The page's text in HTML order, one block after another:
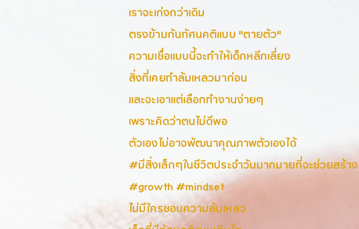
เราจะเก่งกว่าเดิม
ตรงข้ามกันทัศนคติแบบ "ตายตัว"
ความเชื่อแบบนี้จะทำให้เด็กหลีกเลี่ยง
สิ่งที่เคยทำล้มเหลวมาก่อน
และจะเอาแต่เลือกทำงานง่ายๆ
เพราะคิดว่าตนไม่ดีพอ
ตัวเองไม่อาจพัฒนาคุณภาพตัวเองได้
#มีสิ่งเล็กๆในชีวิตประจำวันมากมายที่จะช่วยสร้าง
#growth #mindset
ไม่มีใครชอบความล้มเหลว